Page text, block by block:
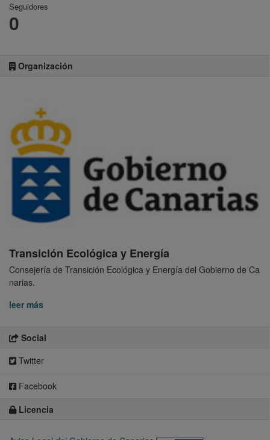
Seguidores
0
Organización
Transición Ecológica y Energía
Consejería de Transición Ecológica y Energía del Gobierno de Ca
narias.
leer más
Social
Twitter
Facebook
Licencia